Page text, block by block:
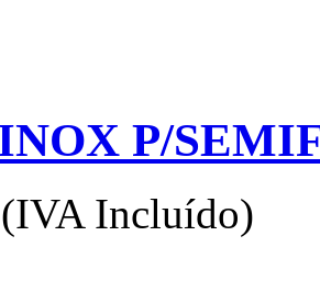
P/
(IVA Incluído)